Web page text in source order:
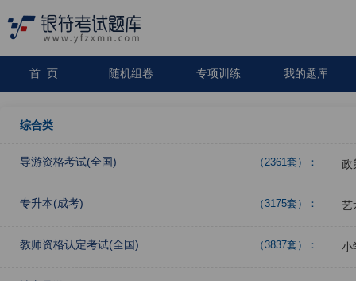
首 页 随机组卷 专项训练 我的题库
综合类
导游资格考试(全国) （2361套）： 政
专升本(成考) （3175套）： 艺
教师资格认定考试(全国) （3837套）： 小